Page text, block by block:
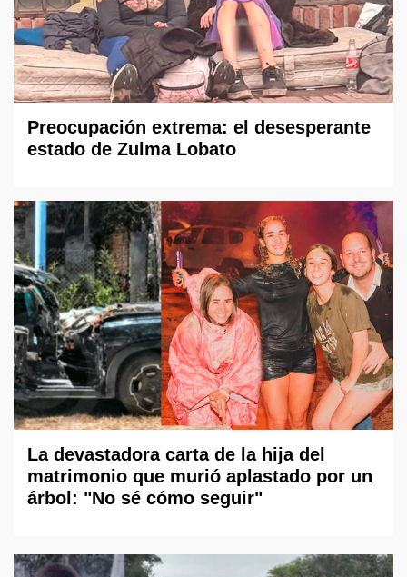
Preocupación extrema: el desesperante
estado de Zulma Lobato
La devastadora carta de la hija del
matrimonio que murió aplastado por un
árbol: "No sé cómo seguir"